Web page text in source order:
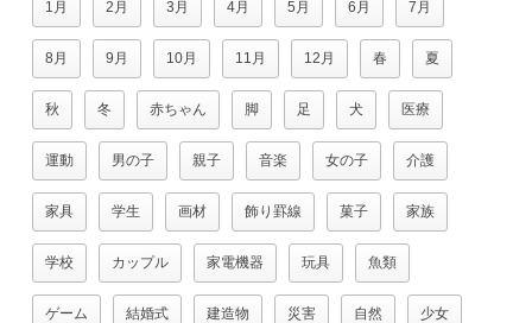
1月 2月 3月 4月 5月 6月 7月
8月 9月 10月 11月 12月 春 夏
秋 冬 赤ちゃん 脚 足 犬 医療
運動 男の子 親子 音楽 女の子 介護
家具 学生 画材 飾り罫線 菓子 家族
学校 カップル 家電機器 玩具 魚類
ゲーム 結婚式 建造物 災害 自然 少女